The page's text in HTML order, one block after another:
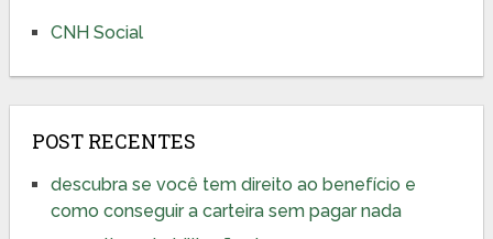
CNH Social
POST RECENTES
descubra se você tem direito ao benefício e
como conseguir a carteira sem pagar nada